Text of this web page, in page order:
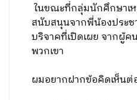
ในขณะที่กลุ่มนักศึกษาเ
สนับสนุนจากพี่น้องประ
บริจาคที่เปิดเผย จากผู้ค
พวกเขา
ผมอยากฝากข้อคิดเห็น